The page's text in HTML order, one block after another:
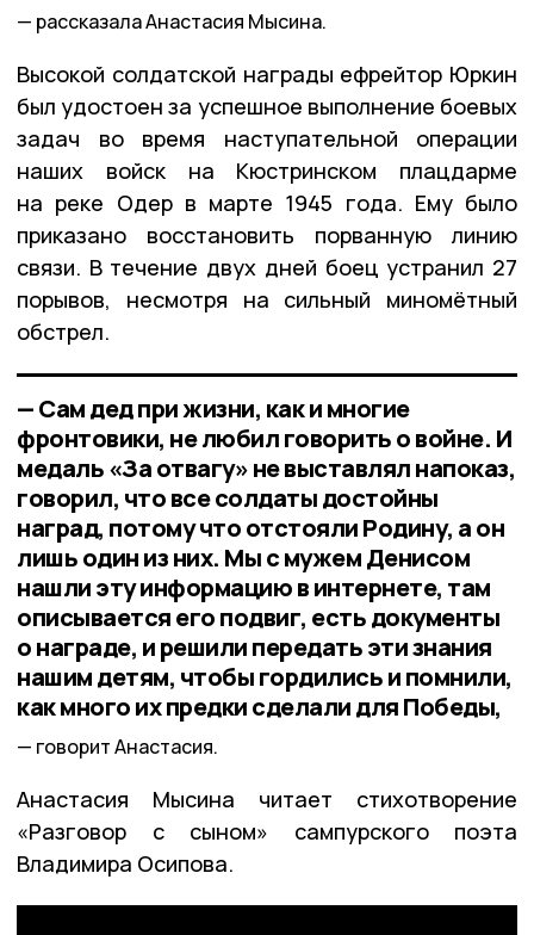
рассказала Анастасия Мысина.
Высокой солдатской награды ефрейтор Юркин
был удостоен за успешное выполнение боевых
задач во время наступательной операции
наших войск на Кюстринском плацдарме
на реке Одер в марте 1945 года. Ему было
приказано восстановить порванную линию
связи. В течение двух дней боец устранил 27
порывов, несмотря на сильный миномётный
обстрел.
— Сам дед при жизни, как и многие
фронтовики, не любил говорить о войне. И
медаль «За отвагу» не выставлял напоказ,
говорил, что все солдаты достойны
наград, потому что отстояли Родину, а он
лишь один из них. Мы с мужем Денисом
нашли эту информацию в интернете, там
описывается его подвиг, есть документы
о награде, и решили передать эти знания
нашим детям, чтобы гордились и помнили,
как много их предки сделали для Победы,
говорит Анастасия.
Анастасия Мысина читает стихотворение
«Разговор с сыном» сампурского поэта
Владимира Осипова.